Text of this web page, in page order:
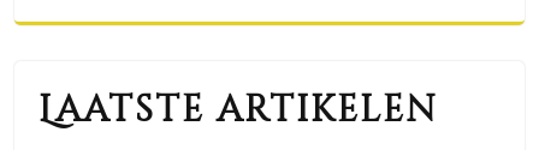
Laatste artikelen